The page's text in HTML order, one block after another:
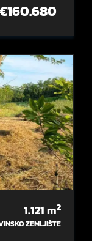
€160.680
1.121m2
ZEMLJIŠTE